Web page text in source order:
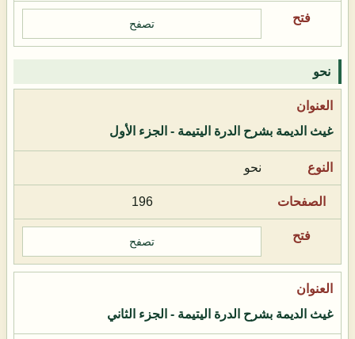
تصفح
نحو
غيث الديمة بشرح الدرة اليتيمة - الجزء الأول
نحو
196
تصفح
غيث الديمة بشرح الدرة اليتيمة - الجزء الثاني